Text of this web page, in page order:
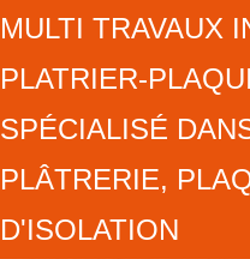
MULTI TRAVAUX
PLATRIER-
SPÉCIALISÉ
PLÂTRERIE,
D'ISOLATION